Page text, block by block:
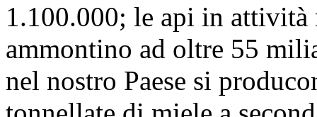
1.100.000; le api in
ammontino ad oltre 55
nel nostro Paese si